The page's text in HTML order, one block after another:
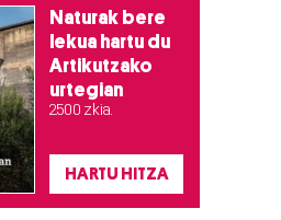
Zure esperientzia eta
cookie teknologiaz
onartuz gero, teknologia hori
ematen diguzu.
Naturak bere
lekua hartu du
Artikutzako
urtegian
2.500 zkia.
HARTU HITZA